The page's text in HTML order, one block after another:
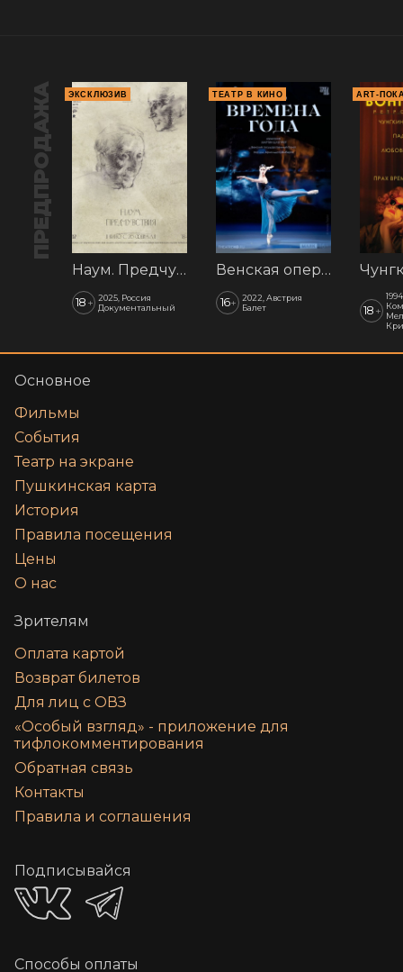
ПРЕДПРОДАЖА ЭКСКЛЮЗИВ
Наум. Предчувствия
18 + 2025, Россия
Документальный
ТЕАТР В КИНО
Венская опера: Времена года
16+
2022, Австрия
Балет
ART-
18 +
Основное
Фильмы
События
Театр на экране
Пушкинская карта
История
Правила посещения
Цены
О нас
Зрителям
Оплата картой
Возврат билетов
Для лиц с ОВЗ
«‎Особый взгляд» - приложение для
тифлокомментирования
Обратная связь
Контакты
Правила и соглашения
Подписывайся
Способы оплаты